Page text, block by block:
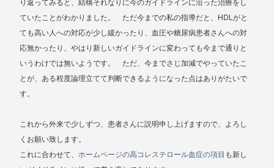
り返ってみると、結構それなりに今のガイドラインに沿った治療をし
ていたことがわかりました。 ただ今までの私の指導だと、 HDLがと
ても高い人への対応が少し緩かったり、血圧や糖尿病患者さんへの対
応無かったり、やはり新しいガイドラインに変わっても今まで通りと
いうわけでは無いようです。 ただ、今までさじ加減でやっていたこ
とが、ある程度論理立てて判断できるようになった点はありがたいで
す。
これから外来で少しずつ、患者さんに説明申し上げますので、よろし
くお願い致します。
これに合わせて、ホームページの高コレステロール血症の項目 も新し